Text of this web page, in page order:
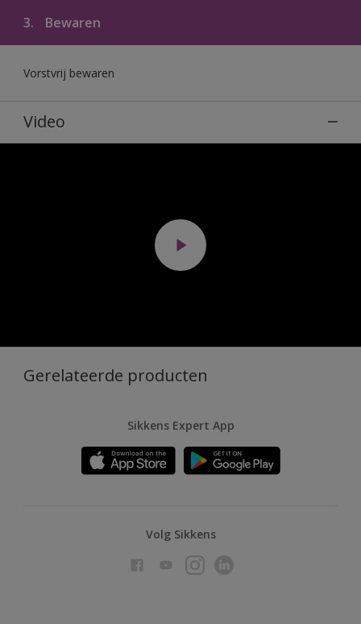
3. Bewaren
Vorstvrij bewaren
Video
Gerelateerde producten
Sikkens Expert App
Volg Sikkens